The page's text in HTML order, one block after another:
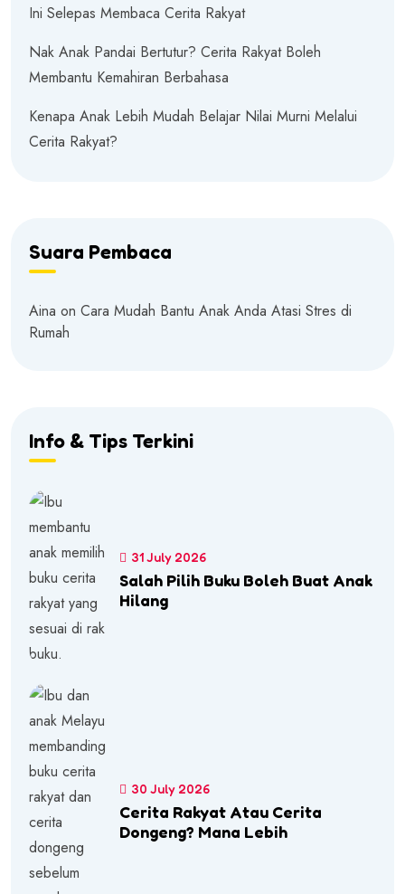
Ini Selepas Membaca Cerita Rakyat
Nak Anak Pandai Bertutur? Cerita Rakyat Boleh
Membantu Kemahiran Berbahasa
Kenapa Anak Lebih Mudah Belajar Nilai Murni Melalui
Cerita Rakyat?
Suara Pembaca
Aina on Cara Mudah Bantu Anak Anda Atasi Stres di
Rumah
Info & Tips Terkini
31 July 2026
Salah Pilih Buku Boleh Buat Anak
Hilang
30 July 2026
Cerita Rakyat Atau Cerita
Dongeng? Mana Lebih